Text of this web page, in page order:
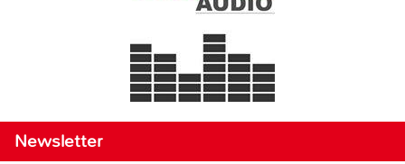
Newsletter